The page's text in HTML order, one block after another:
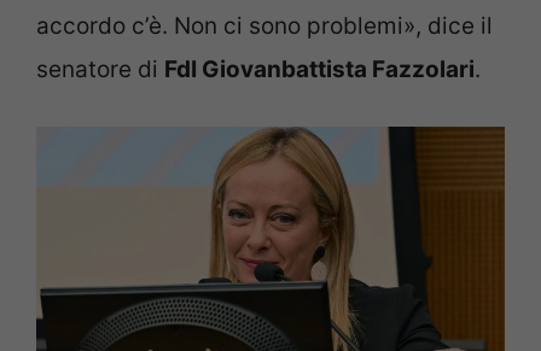
accordo c’è. Non ci sono problemi», dice il
senatore di FdI Giovanbattista Fazzolari.